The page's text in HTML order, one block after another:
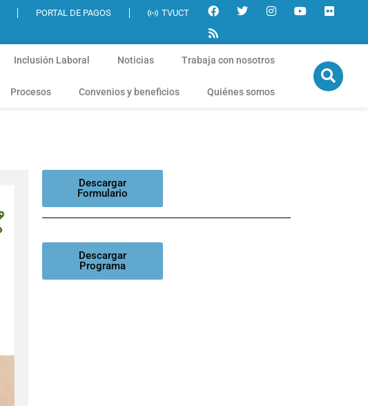
PORTAL DE PAGOS TVUCT
Inclusión Laboral Noticias Trabaja con nosotros
Procesos Convenios y beneficios Quiénes somos
Descargar
Formulario
Descargar
Programa